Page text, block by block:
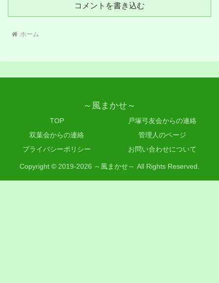
コメントを書き込む
ホーム
～風まかせ～
TOP
戸塚弓友会からの連絡
双葉会からの連絡
管理人のページ
プライバシーポリシー
お問い合わせについて
Copyright © 2019-2026 ～風まかせ～ All Rights Reserved.